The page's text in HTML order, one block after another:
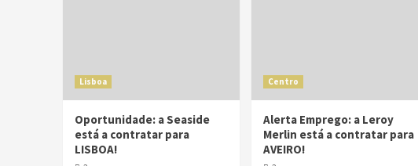
Lisboa
Oportunidade: a Seaside
está a contratar para
LISBOA!
Centro
Alerta Emprego: a Leroy
Merlin está a contratar para
AVEIRO!